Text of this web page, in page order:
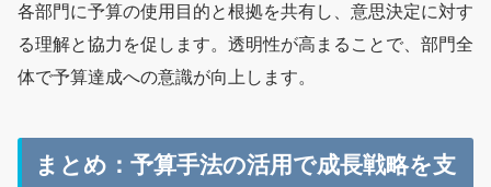
各部門に予算の使用目的と根拠を共有し、意思決定に対す
る理解と協力を促します。透明性が高まることで、部門全
体で予算達成への意識が向上します。
まとめ：予算手法の活用で成長戦略を支